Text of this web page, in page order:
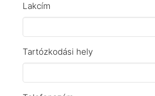
Lakcím
Tartózkodási hely